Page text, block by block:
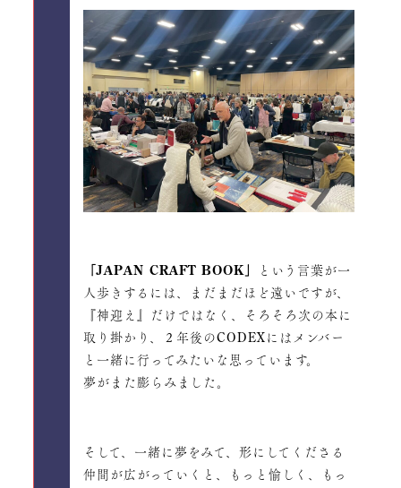
「JAPAN CRAFT BOOK」
という言葉が一
人歩きするには、まだまだほど遠いですが、
『神迎え』だけではなく、そろそろ次の本に
取り掛かり、２年後のCODEXにはメンバー
と一緒に行ってみたいな思っています。
夢がまた膨らみました。
そして、一緒に夢をみて、形にしてくださる
仲間が広がっていくと、もっと愉しく、もっ